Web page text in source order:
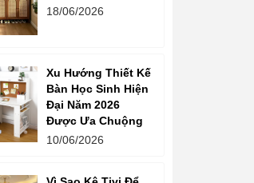
18/06/2026
Xu Hướng Thiết Kế
Bàn Học Sinh Hiện
Đại Năm 2026
Được Ưa Chuộng
10/06/2026